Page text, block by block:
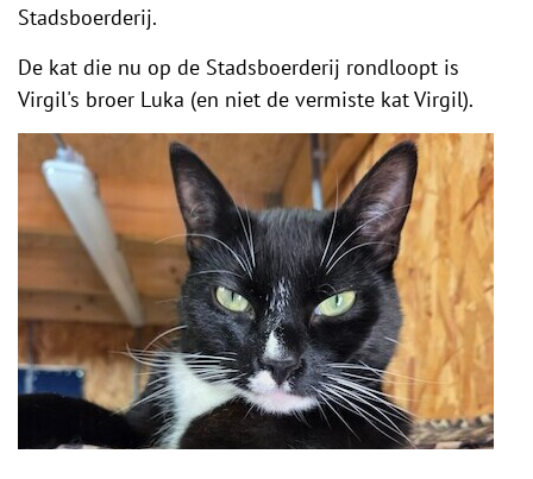
Stadsboerderij.
De kat die nu op de Stadsboerderij rondloopt is
Virgil's broer Luka (en niet de vermiste kat Virgil).